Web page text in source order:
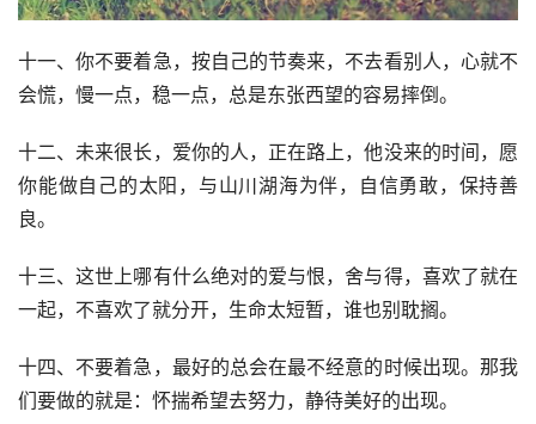
十一、你不要着急，按自己的节奏来，不去看别人，心就不
会慌，慢一点，稳一点，总是东张西望的容易摔倒。
十二、未来很长，爱你的人，正在路上，他没来的时间，愿
你能做自己的太阳，与山川湖海为伴，自信勇敢，保持善
良。
十三、这世上哪有什么绝对的爱与恨，舍与得，喜欢了就在
一起，不喜欢了就分开，生命太短暂，谁也别耽搁。
十四、不要着急，最好的总会在最不经意的时候出现。那我
们要做的就是：怀揣希望去努力，静待美好的出现。